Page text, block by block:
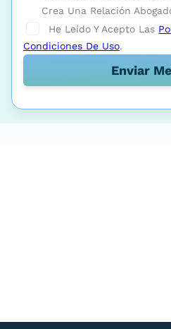
Crea Una Relación
He Leído Y Acepto Las
Condiciones De Uso.